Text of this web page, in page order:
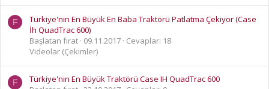
F
Türkiye'nin En Büyük En Baba Traktörü Patlatma Çekiyor (Case
İh QuadTrac 600)
Başlatan fırat 09.11.2017 Cevaplar: 18
Videolar (Çekimler)
F
Türkiye'nin En Büyük Traktörü Case IH QuadTrac 600